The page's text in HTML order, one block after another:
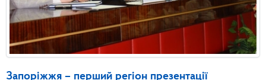
Запоріжжя – перший регіон презентації